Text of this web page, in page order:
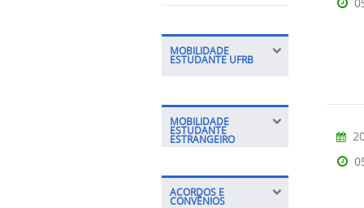
MOBILIDADE
ESTUDANTE UFRB
MOBILIDADE
ESTUDANTE
ESTRANGEIRO
ACORDOS E
CONVÊNIOS